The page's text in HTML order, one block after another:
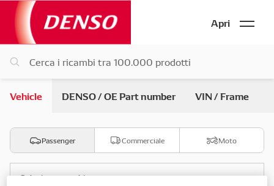
Apri
Vehicle DENSO / OE Part number VIN / Frame
Passenger Commerciale Moto
Seleziona marchio